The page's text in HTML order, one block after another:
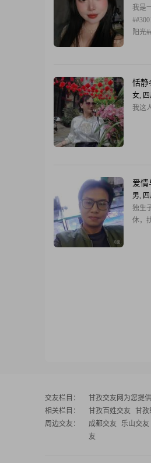
我是
阳光
为
恬静
女,
我这
爱情
男,
独生
休，
交友栏目： 甘孜交友网 为您提
相关栏目：
甘孜百姓交友 甘孜
周边交友：
成都交友 乐山交友
友